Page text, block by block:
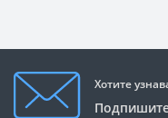
Хотите